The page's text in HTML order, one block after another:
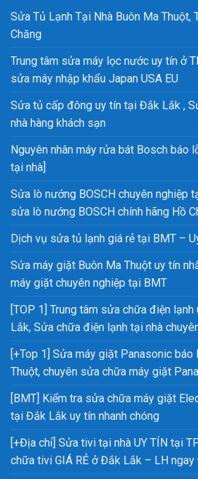
Sửa Tủ Lạnh Tại Nhà Buôn Ma Thuột,
Chăng
Trung tâm sửa máy lọc nước uy tín ở
sửa máy nhập khẩu Japan USA EU
Sửa tủ cấp đông uy tín tại Đắk Lắk ,
nhà hàng khách sạn
Nguyên nhân máy rửa bát Bosch báo
tại nhà]
Sửa lò nướng BOSCH chuyên nghiệp
sửa lò nướng BOSCH chính hãng Hồ
Dịch vụ sửa tủ lạnh giá rẻ tại BMT –
Sửa máy giặt Buôn Ma Thuột uy tín
máy giặt chuyên nghiệp tại BMT
[TOP 1] Trung tâm sửa chữa điện
Lắk, Sửa chữa điện lạnh tại nhà
[+Top 1] Sửa máy giặt Panasonic
Thuột, chuyên sửa chữa máy giặt
[BMT] Kiểm tra sửa chữa máy giặt
tại Đắk Lắk uy tín nhanh chóng
[+Địa chỉ] Sửa tivi tại nhà UY TÍN tại
chữa tivi GIÁ RẺ ở Đắk Lắk – LH